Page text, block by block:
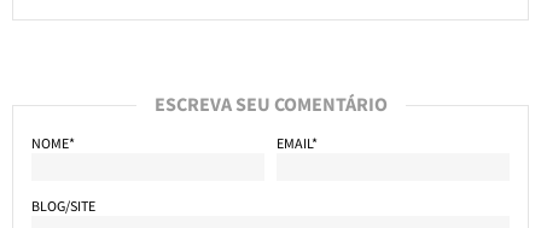
ESCREVA SEU COMENTÁRIO
NOME* EMAIL*
BLOG/SITE